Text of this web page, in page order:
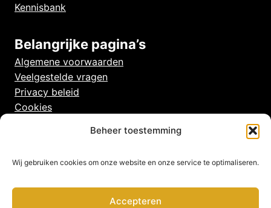
Beheer toestemming
Wij gebruiken cookies om onze website en onze service te optimaliseren.
Accepteren
Kennisbank
Belangrijke pagina’s
Algemene voorwaarden
Veelgestelde vragen
Privacy beleid
Cookies